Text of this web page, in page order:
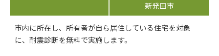
新発田市
市内に所在し、所有者が自ら居住している住宅を対象
に、耐震診断を無料で実施します。